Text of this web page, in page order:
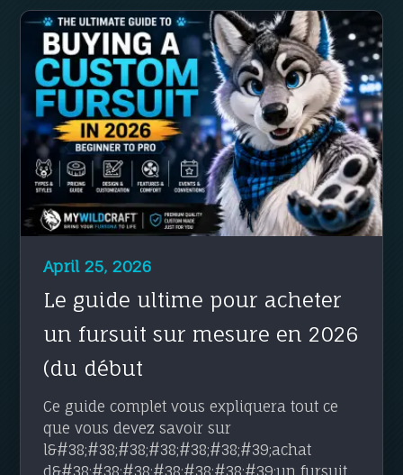
April 25, 2026
Le guide ultime pour acheter
un fursuit sur mesure en 2026
(du début
Ce guide complet vous expliquera tout ce
que vous devez savoir sur
l&#38;#38;#38;#38;#38;#38;#39;achat
d&#38;#38;#38;#38;#38;#38;#39;un fursuit